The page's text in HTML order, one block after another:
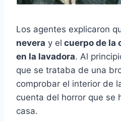
Los agentes explicaron
nevera y el cuerpo de la
en la lavadora. Al
que se trataba de una
comprobar el interior de
cuenta del horror que se
casa.